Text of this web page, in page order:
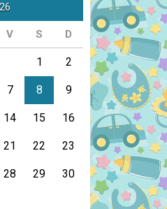
V S D
1 2
7 8 9
14 15 16
21 22 23
28 29 30